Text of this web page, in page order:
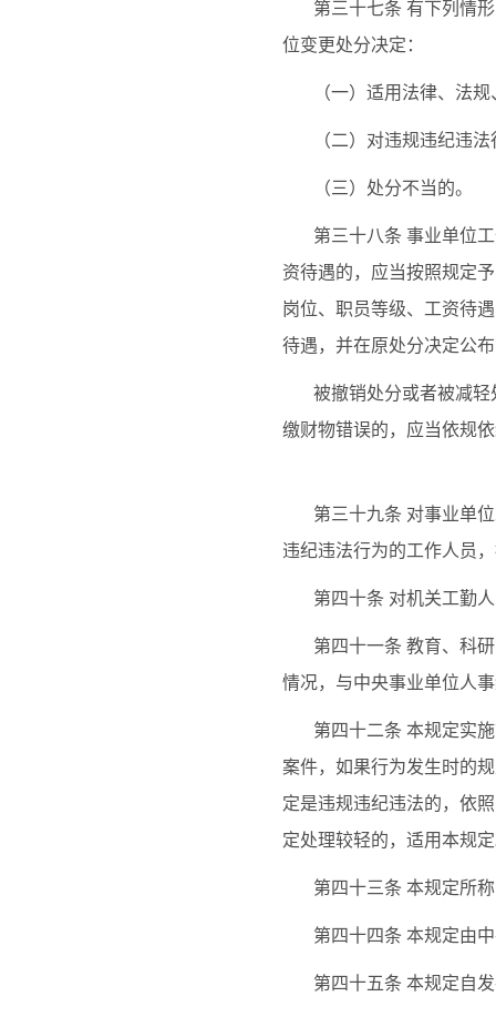
第三十七条 有下列情
位变更处分决定：
（一）适用法律、法
（二）对违规违纪违
（三）处分不当的。
第三十八条 事业单位
资待遇的，应当按照规定
岗位、职员等级、工资待
待遇，并在原处分决定公
被撤销处分或者被减
缴财物错误的，应当依规
第三十九条 对事业单
违纪违法行为的工作人员
第四十条 对机关工勤
第四十一条 教育、科
情况，与中央事业单位人
第四十二条 本规定实
案件，如果行为发生时的
定是违规违纪违法的，依
定处理较轻的，适用本规
第四十三条 本规定所
第四十四条 本规定由
第四十五条 本规定自